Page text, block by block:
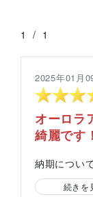
1 / 1
2025年01月
オーロラ
綺麗です！
納期につい
ら、製作を
続きを